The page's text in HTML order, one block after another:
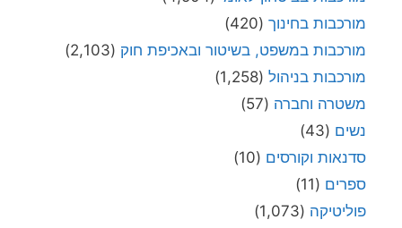
מורכבות בחינוך (420)
מורכבות במשפט, בשיטור ובאכיפת חוק (2,103)
מורכבות בניהול (1,258)
משטרה וחברה (57)
נשים (43)
סדנאות וקורסים (10)
ספרים (11)
פוליטיקה (1,073)